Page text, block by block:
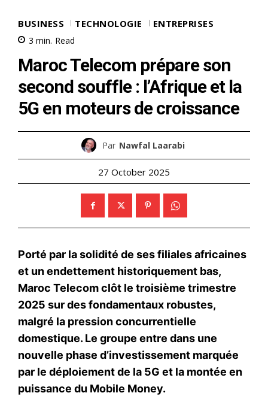
BUSINESS TECHNOLOGIE ENTREPRISES
3 min. Read
Maroc Telecom prépare son
second souffle : l’Afrique et la
5G en moteurs de croissance
Par Nawfal Laarabi
27 October 2025
Porté par la solidité de ses filiales africaines
et un endettement historiquement bas,
Maroc Telecom clôt le troisième trimestre
2025 sur des fondamentaux robustes,
malgré la pression concurrentielle
domestique. Le groupe entre dans une
nouvelle phase d’investissement marquée
par le déploiement de la 5G et la montée en
puissance du Mobile Money.